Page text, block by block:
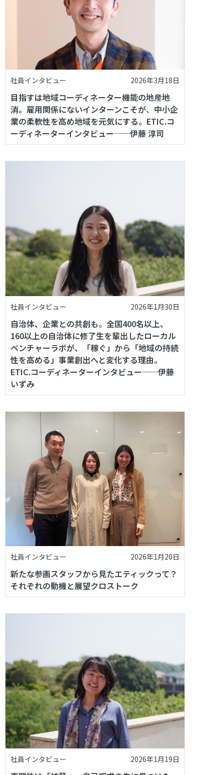
社員インタビュー 2026年3月18日
目指すは地域コーディネーター機能の地産地
消。雇用関係にないインターンこそが、中小企
業の柔軟性を高め地域を元気にする。ETIC.コ
ーディネーターインタビュー──伊藤 淳司
社員インタビュー 2026年1月30日
自治体、企業との共創も。全国400名以上、
160以上の自治体に修了生を輩出したローカル
ベンチャーラボが、「稼ぐ」から「地域の持続
性を高める」事業創出へと変化する理由。
ETIC.コーディネーターインタビュー──伊藤
いずみ
社員インタビュー 2026年1月20日
新たな参画スタッフから見たエティックって？
それぞれの動機と展望クロストーク
社員インタビュー 2026年1月19日